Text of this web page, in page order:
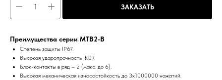
ЗАКАЗАТЬ
Преимущества серии MTB2-B
Степень защиты IP67.
Высокая ударопрочность IK07.
Блок-контакты в ряд – 2 (макс. до 6).
Высокая механическая износостойкость до 3x1000000 нажатий.